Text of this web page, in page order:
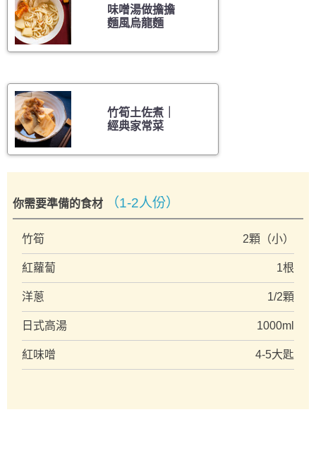
味噌湯做擔擔
麵風烏龍麵
竹筍土佐煮｜
經典家常菜
你需要準備的食材 （1-2人份）
竹筍 2顆（小）
紅蘿蔔 1根
洋蔥 1/2顆
日式高湯 1000ml
紅味噌 4-5大匙